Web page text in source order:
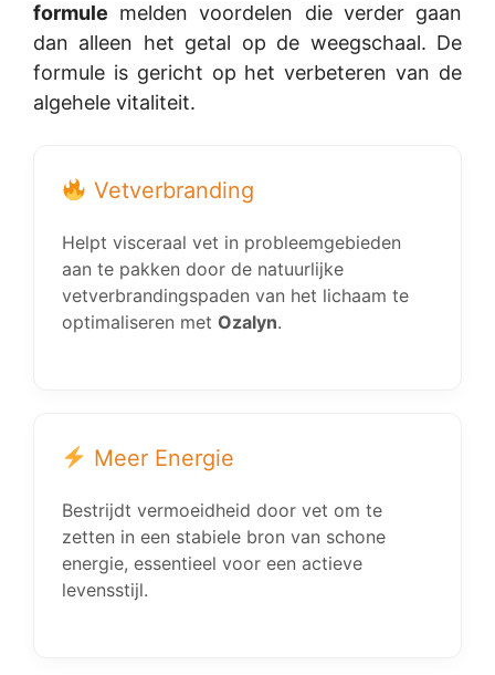
formule melden voordelen die verder gaan
dan alleen het getal op de weegschaal. De
formule is gericht op het verbeteren van de
algehele vitaliteit.
Vetverbranding
Helpt visceraal vet in probleemgebieden
aan te pakken door de natuurlijke
vetverbrandingspaden van het lichaam te
optimaliseren met Ozalyn.
Meer Energie
Bestrijdt vermoeidheid door vet om te
zetten in een stabiele bron van schone
energie, essentieel voor een actieve
levensstijl.